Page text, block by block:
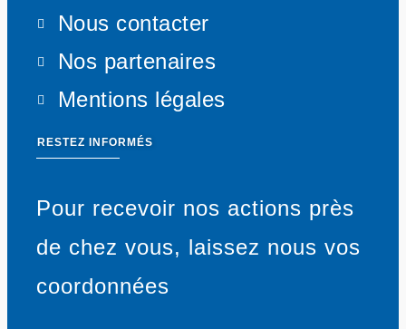
Nous contacter
Nos partenaires
Mentions légales
RESTEZ INFORMÉS
Pour recevoir nos actions près
de chez vous, laissez nous vos
coordonnées